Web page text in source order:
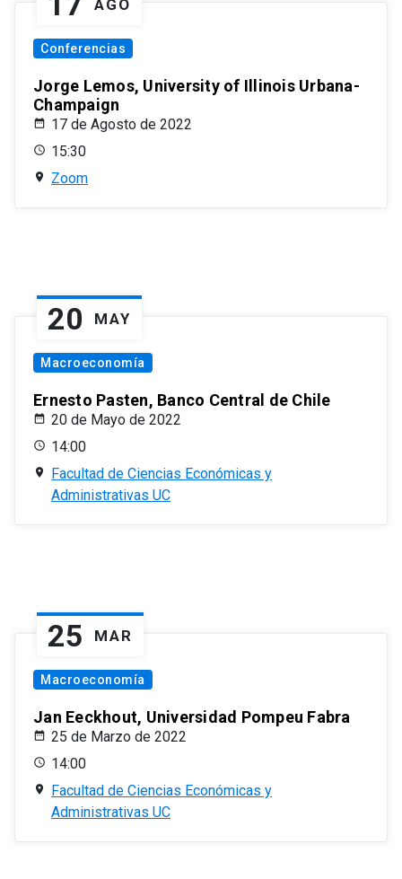
AGO
Conferencias
Jorge Lemos, University of Illinois Urbana-
Champaign
17 de Agosto de 2022
15:30
Zoom
20 MAY
Macroeconomía
Ernesto Pasten, Banco Central de Chile
20 de Mayo de 2022
14:00
Facultad de Ciencias Económicas y
Administrativas UC
25 MAR
Macroeconomía
Jan Eeckhout, Universidad Pompeu Fabra
25 de Marzo de 2022
14:00
Facultad de Ciencias Económicas y
Administrativas UC